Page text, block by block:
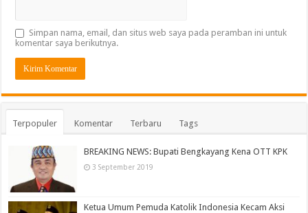
Simpan nama, email, dan situs web saya pada peramban ini untuk
komentar saya berikutnya.
Terpopuler Komentar Terbaru Tags
BREAKING NEWS: Bupati Bengkayang Kena OTT KPK
3 September 2019
Ketua Umum Pemuda Katolik Indonesia Kecam Aksi